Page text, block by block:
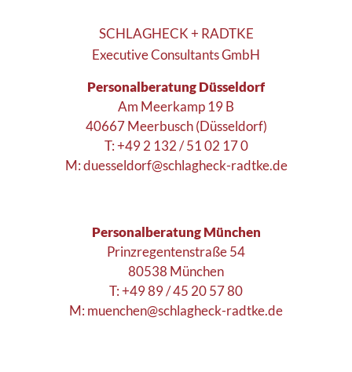
SCHLAGHECK + RADTKE
Executive Consultants GmbH
Personalberatung Düsseldorf
Am Meerkamp 19 B
40667 Meerbusch (Düsseldorf)
T: +49 2 132 / 51 02 17 0
M:duesseldorf@schlagheck-radtke.de
Personalberatung München
Prinzregentenstraße 54
80538 München
T: +49 89 / 45 20 57 80
M: muenchen@schlagheck-radtke.de